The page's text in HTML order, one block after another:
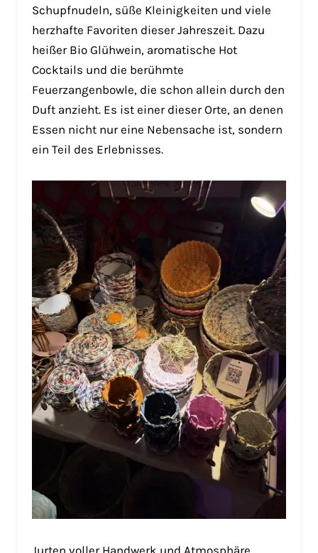
Schupfnudeln, süße Kleinigkeiten und viele
herzhafte Favoriten dieser Jahreszeit. Dazu
heißer Bio Glühwein, aromatische Hot
Cocktails und die berühmte
Feuerzangenbowle, die schon allein durch den
Duft anzieht. Es ist einer dieser Orte, an denen
Essen nicht nur eine Nebensache ist, sondern
ein Teil des Erlebnisses.